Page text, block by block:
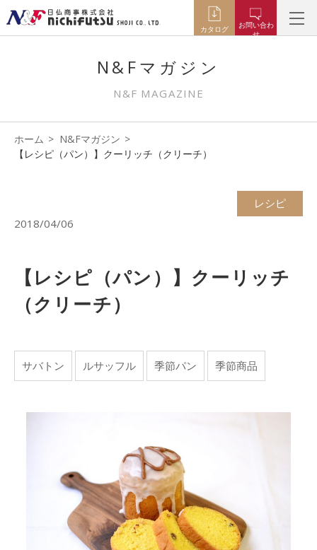
カタログ
お問い合わ
せ
N&Fマガジン
N&F MAGAZINE
ホーム
N&Fマガジン
【レシピ（パン）】クーリッチ（クリーチ）
レシピ
2018/04/06
【レシピ（パン）】クーリッチ
（クリーチ）
サバトン ルサッフル 季節パン 季節商品